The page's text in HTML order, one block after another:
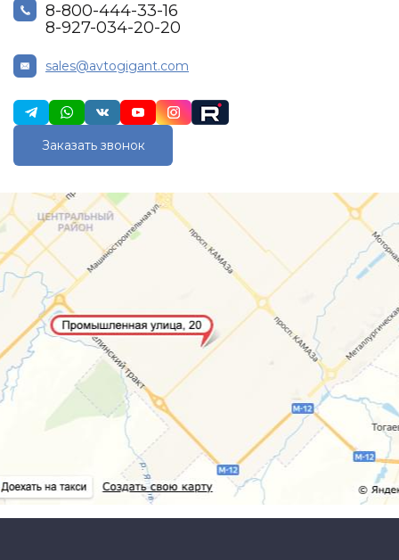
8-800-444-33-16
8-927-034-20-20
sales@avtogigant.com
Заказать звонок